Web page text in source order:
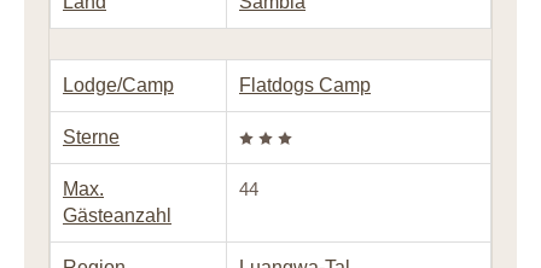
Lodge/Camp Flatdogs Camp
Sterne
Max.
Gästeanzahl
44